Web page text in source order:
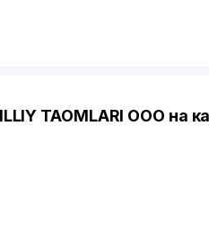
TAOMLARI ООО на